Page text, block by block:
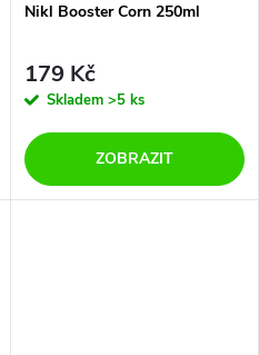
Nikl Booster Corn 250ml
179 Kč
Skladem >5 ks
ZOBRAZIT